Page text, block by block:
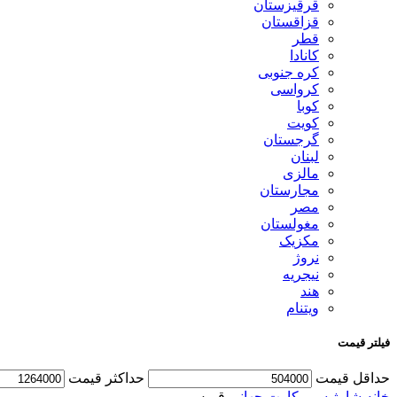
قرقیزستان
قزاقستان
قطر
کانادا
کره جنوبی
کرواسی
کوبا
کویت
گرجستان
لبنان
مالزی
مجارستان
مصر
مغولستان
مکزیک
نروژ
نیجریه
هند
ویتنام
فیلتر قیمت
حداقل قیمت
حداكثر قيمت